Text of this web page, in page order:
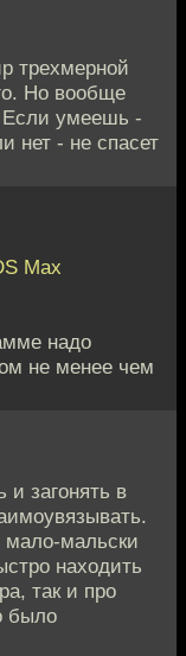
трехмерной
Но вообще
Если умеешь -
нет - не спасет
Max
надо
не менее чем
загонять в
мальски
находить
так и про
было